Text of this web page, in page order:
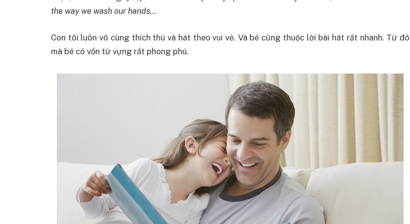
the way we wash our hands…
Con tôi luôn vô cùng thích thú và hát theo vui vẻ. Và bé cũng thuộc lời bài hát rất nhanh. Từ đó
mà bé có vốn từ vựng rất phong phú.